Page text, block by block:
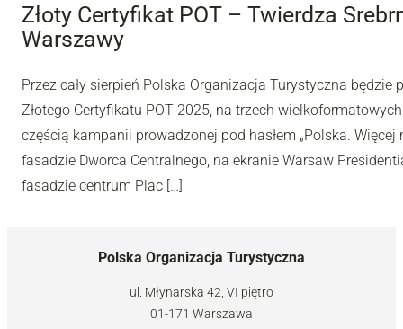
Złoty Certyfikat POT – Twierdza
Warszawy
Przez cały sierpień Polska Organizacja Turystyczna
Złotego Certyfikatu POT 2025, na trzech
częścią kampanii prowadzonej pod hasłem „Polska.
fasadzie Dworca Centralnego, na ekranie Warsaw
fasadzie centrum Plac […]
Polska Organizacja Turystyczna
ul. Młynarska 42, VI piętro
01-171 Warszawa